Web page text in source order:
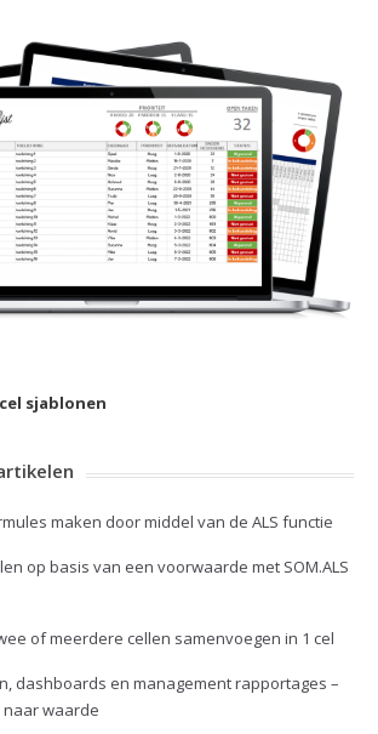
sjablonen
maken door middel van de ALS functie
op basis van een voorwaarde met SOM.ALS
of meerdere cellen samenvoegen in 1 cel
dashboards en management rapportages –
waarde